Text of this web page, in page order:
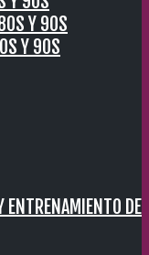
Y 90S
Y 90S
ENTRENAMIENTO DE